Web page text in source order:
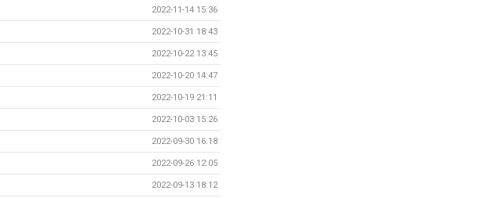
2022-11-14 15:36
2022-10-31 18:43
2022-10-22 13:45
2022-10-20 14:47
2022-10-19 21:11
2022-10-03 15:26
2022-09-30 16:18
2022-09-26 12:05
2022-09-13 18:12